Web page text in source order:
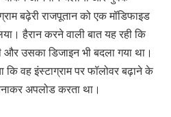
बढ़ेरी राजपूतान को एक मॉडिफाइड
हैरान करने वाली बात यह रही कि
उसका डिजाइन भी बदला गया था।
वह इंस्टाग्राम पर फॉलोवर बढ़ाने के
अपलोड करता था।